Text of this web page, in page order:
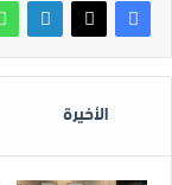
الأخيرة